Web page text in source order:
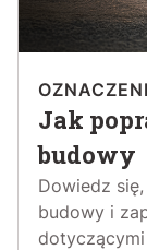
Jak
budowy
Dowiedz
budowy i
dotyczącymi